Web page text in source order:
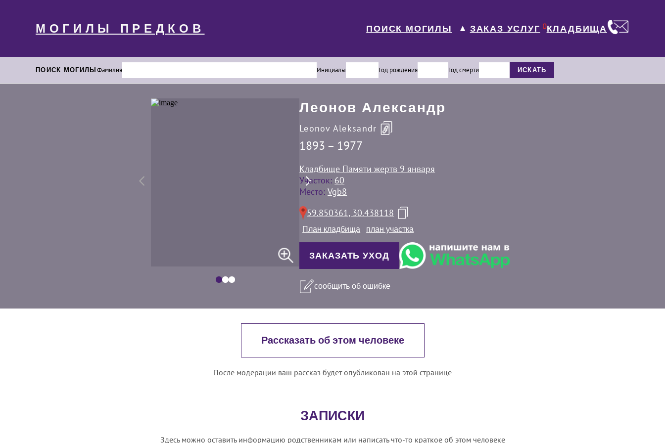
МОГИЛЫ ПРЕДКОВ ПОИСК МОГИЛЫ ▼ ЗАКАЗ УСЛУГ 0КЛАДБИЩА
ПОИСК МОГИЛЫФамилия Инициалы Год рождения Год смерти ИСКАТЬ
Леонов Александр
Leonov Aleksandr
1893 – 1977
Кладбище Памяти жертв 9 января
Участок: 60
Место: Vgb8
59.850361, 30.438118
План кладбища план участка
ЗАКАЗАТЬ УХОД
сообщить об ошибке
Рассказать об этом человеке
После модерации ваш рассказ будет опубликован на этой странице
ЗАПИСКИ
Здесь можно оставить информацию родственникам или написать что-то краткое об этом человеке